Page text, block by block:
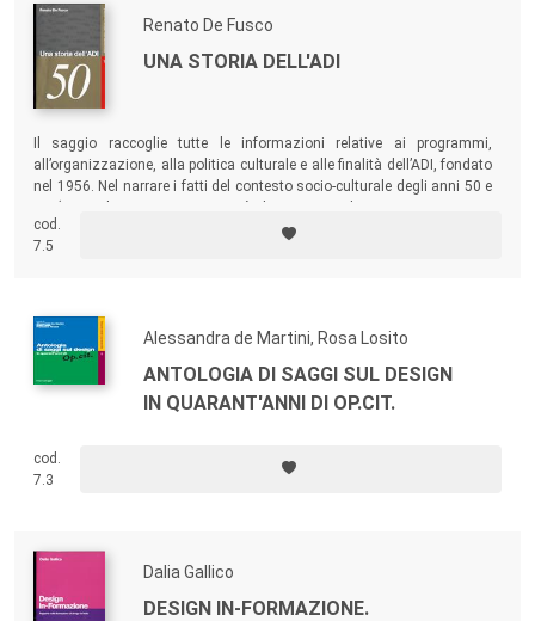
Renato De Fusco
UNA STORIA DELL'ADI
Il saggio raccoglie tutte le informazioni relative ai programmi,
all’organizzazione, alla politica culturale e alle finalità dell’ADI, fondato
nel 1956. Nel narrare i fatti del contesto socio-culturale degli anni 50 e
del ’68, ecc.), il libro pone in evidenza le opere e i personaggi che hanno
fatto la storia del design in Italia.
cod.
7.5
Alessandra de Martini, Rosa Losito
ANTOLOGIA DI SAGGI SUL DESIGN
IN QUARANT'ANNI DI OP.CIT.
cod.
7.3
Dalia Gallico
DESIGN IN-FORMAZIONE.